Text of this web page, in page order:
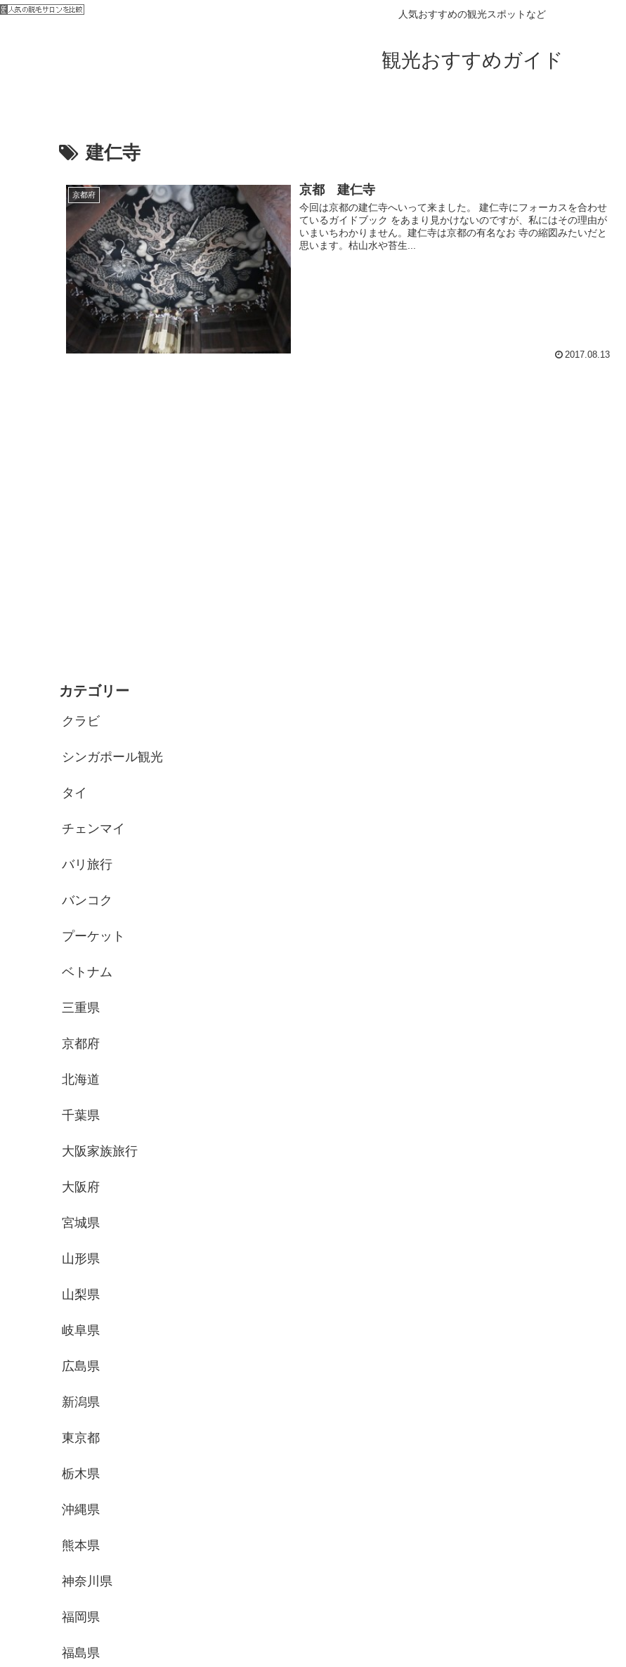
人気おすすめの観光スポットなど
観光おすすめガイド
建仁寺
京都府 京都 建仁寺
今回は京都の建仁寺へいって来ました。 建仁寺にフォーカスを合わせ
ているガイドブック をあまり見かけないのですが、私にはその理由が
いまいちわかりません。建仁寺は京都の有名なお 寺の縮図みたいだと
思います。枯山水や苔生...
2017.08.13
カテゴリー
クラビ
シンガポール観光
タイ
チェンマイ
バリ旅行
バンコク
プーケット
ベトナム
三重県
京都府
北海道
千葉県
大阪家族旅行
大阪府
宮城県
山形県
山梨県
岐阜県
広島県
新潟県
東京都
栃木県
沖縄県
熊本県
神奈川県
福岡県
福島県